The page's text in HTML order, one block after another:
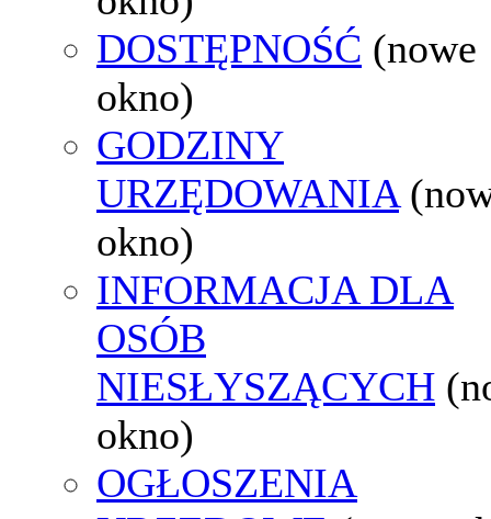
DOSTĘPNOŚĆ (nowe
okno)
GODZINY
URZĘDOWANIA
okno)
INFORMACJA DLA
OSÓB
NIESŁYSZĄCYCH
okno)
OGŁOSZENIA